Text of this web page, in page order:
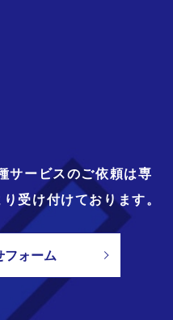
サービスのご依頼は専
受け付けております。
フォーム